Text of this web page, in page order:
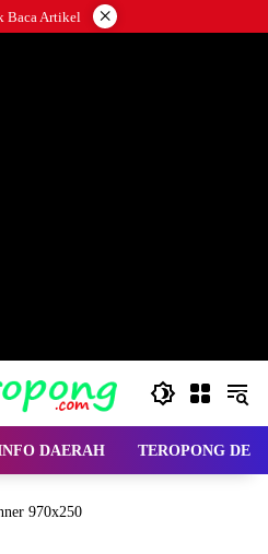
Baca Artikel ×
DAERAH TEROPONG